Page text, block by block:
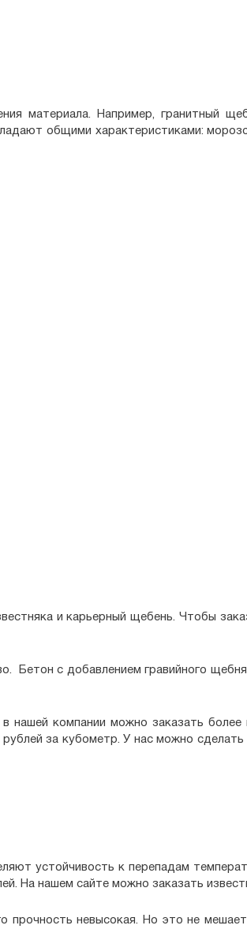
материала. Например, гранитный
общими характеристиками:
и карьерный щебень. Чтобы
Бетон с добавлением гравийного
нашей компании можно заказать
за кубометр. У нас можно
устойчивость к перепадам
На нашем сайте можно заказать
прочность невысокая. Но это не